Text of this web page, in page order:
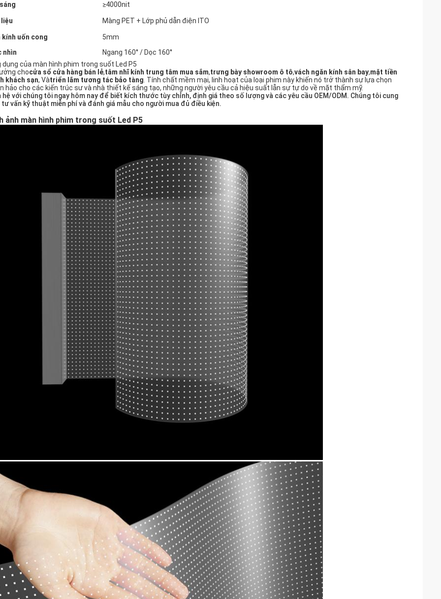
≥4000nit
Màng PET + Lớp phủ dẫn điện ITO
kính uốn cong
5mm
nhìn
Ngang 160° / Dọc 160°
dụng của màn hình phim trong suốt Led P5
chocửa sổ cửa hàng bán lẻ,tâm nhĩ kính trung tâm mua sắm,trưng bày showroom ô tô,vách ngăn kính sân bay,mặt tiền
khách sạn, Vàtriển lãm tương tác bảo tàng . Tính chất mềm mại, linh hoạt của loại phim này khiến nó trở thành sự lựa chọn
hảo cho các kiến ​​trúc sư và nhà thiết kế sáng tạo, những người yêu cầu cả hiệu suất lẫn sự tự do về mặt thẩm mỹ.
hệ với chúng tôi ngay hôm nay để biết kích thước tùy chỉnh, định giá theo số lượng và các yêu cầu OEM/ODM. Chúng tôi cung
tư vấn kỹ thuật miễn phí và đánh giá mẫu cho người mua đủ điều kiện.
ảnh màn hình phim trong suốt Led P5